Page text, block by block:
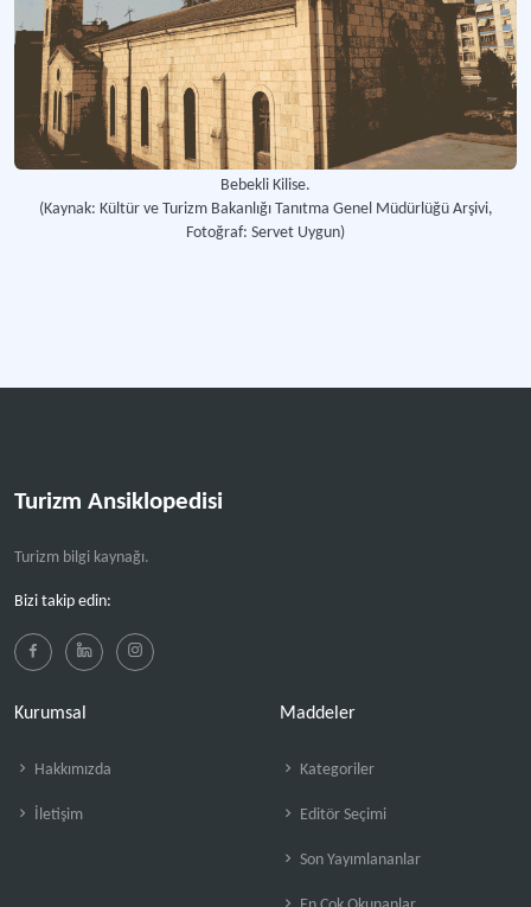
Bebekli Kilise.
(Kaynak: Kültür ve Turizm Bakanlığı Tanıtma Genel Müdürlüğü Arşivi,
Fotoğraf: Servet Uygun)
Turizm Ansiklopedisi
Turizm bilgi kaynağı.
Bizi takip edin:
Kurumsal
Hakkımızda
İletişim
Maddeler
Kategoriler
Editör Seçimi
Son Yayımlananlar